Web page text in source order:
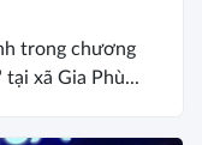
trong chương
xã Gia Phù...